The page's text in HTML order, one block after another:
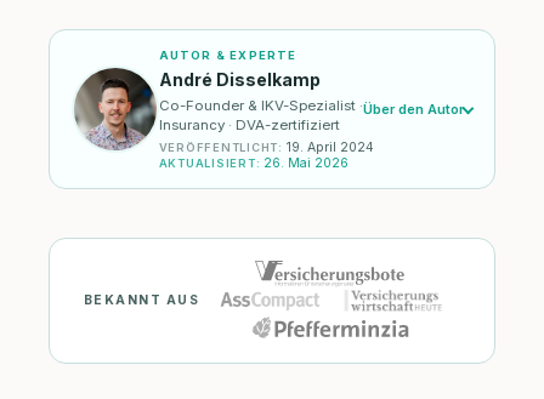
AUTOR & EXPERTE
André Disselkamp
Co-Founder & IKV-Spezialist ·
Insurancy · DVA-zertifiziert
VERÖFFENTLICHT: 19. April 2024
AKTUALISIERT: 26. Mai 2026
Über den Autor
BEKANNT AUS